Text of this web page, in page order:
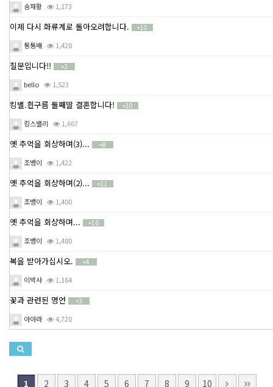
송재황 1,173
이제 다시 화류계로 돌아오려합니다. +10
통통배 1,428
질문입니다!! +3
bello 1,523
킹밸.흰구름 둘째딸 결혼합니다! +10
킹스밸리 1,667
옛 추억을 회상하며(3)... +8
조뱅이 1,422
옛 추억을 회상하며(2)... +11
조뱅이 1,400
옛 추억을 회상하며... +16
조뱅이 1,480
복을 받아가십시오. +4
이박사 1,164
꽃과 관련된 명언 +3
아아라 4,720
1 2 3 4 5 6 7 8 9 10